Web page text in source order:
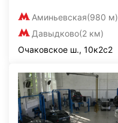
Аминьевская(980 м)
Давыдково(2 км)
Очаковское ш., 10к2с2